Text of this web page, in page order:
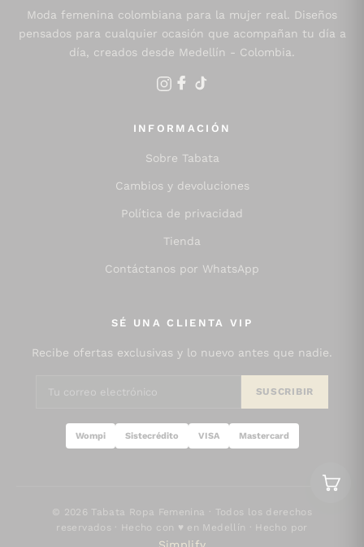
Moda femenina colombiana para la mujer real. Diseños
pensados para cualquier ocasión que acompañan tu día a
día, creados desde Medellín - Colombia.
INFORMACIÓN
Sobre Tabata
Cambios y devoluciones
Política de privacidad
Tienda
Contáctanos por WhatsApp
SÉ UNA CLIENTA VIP
Recibe ofertas exclusivas y lo nuevo antes que nadie.
SUSCRIBIR
Wompi Sistecrédito VISA Mastercard
© 2026 Tabata Ropa Femenina · Todos los derechos
reservados · Hecho con ♥ en Medellín · Hecho por
Simplify